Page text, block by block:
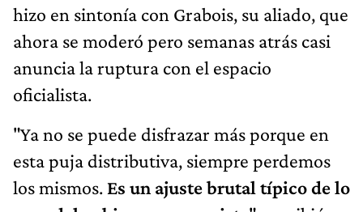
hizo en sintonía con Grabois, su aliado, que
ahora se moderó pero semanas atrás casi
anuncia la ruptura con el espacio
oficialista.
"Ya no se puede disfrazar más porque en
esta puja distributiva, siempre perdemos
los mismos. Es un ajuste brutal típico de lo